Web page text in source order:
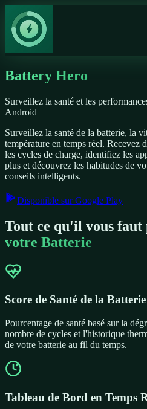
Battery Hero
Surveillez la santé et les
Android
Surveillez la santé de la batterie, la
température en temps réel. Recevez
les cycles de charge, identifiez les
plus et découvrez les habitudes de
conseils intelligents.
Disponible sur Google Play
Tout ce qu'il vous faut
votre Batterie
Score de Santé de la Batterie
Pourcentage de santé basé sur la
nombre de cycles et l'historique
de votre batterie au fil du temps.
Tableau de Bord en Temps